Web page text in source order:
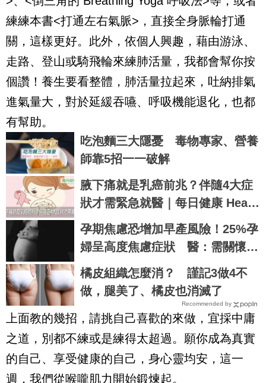
練練本書<打通左右氣脈> ，直接全身脈輪打通
關，這樣更好。此外，依個人興趣，藉由游泳、
走路、登山或騎飛輪來練肺活量，我都會幫你按
個讚！養生要看整體，肺活量拉起來，吐納排氣
進氣量大，對於延緩吞嚥、呼吸機能退化，也都
有幫助。
吃泡麵三大隱憂 毒物專家、營養
師靠5招一一破解
腋下痛就是乳癌前兆？伴隨4大症
狀才需緊急就醫｜每日健康 Healt
h
孕期焦慮恐增加早產風險！25%孕
婦呈高度焦慮症狀 醫：需關懷孕
婦心理健康
橘皮組織怎麼消？ 謹記3做4不
做，腿美了、橘皮也消滅了
Recommended by
上面教的幾招，請挑自己喜歡的來做，宜採中庸
之道，別都不練或是練得太超過。願你成為真實
的自己、享受健康的自己，身心靈均安，這一
週，我們從喉嚨肌力開始鍛煉起。